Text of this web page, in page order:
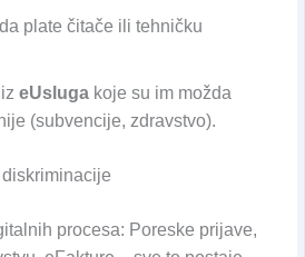
plate čitače ili tehničku
eUslugakoje su im možda
(subvencije, zdravstvo).
procesa: Poreske prijave,